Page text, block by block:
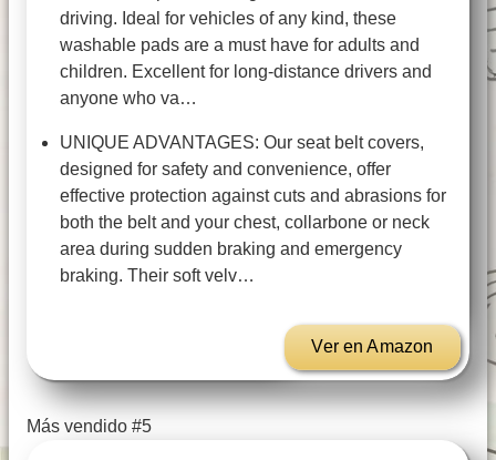
driving. Ideal for vehicles of any kind, these
washable pads are a must have for adults and
children. Excellent for long-distance drivers and
anyone who va…
UNIQUE ADVANTAGES: Our seat belt covers,
designed for safety and convenience, offer
effective protection against cuts and abrasions for
both the belt and your chest, collarbone or neck
area during sudden braking and emergency
braking. Their soft velv…
Ver en Amazon
Más vendido #5